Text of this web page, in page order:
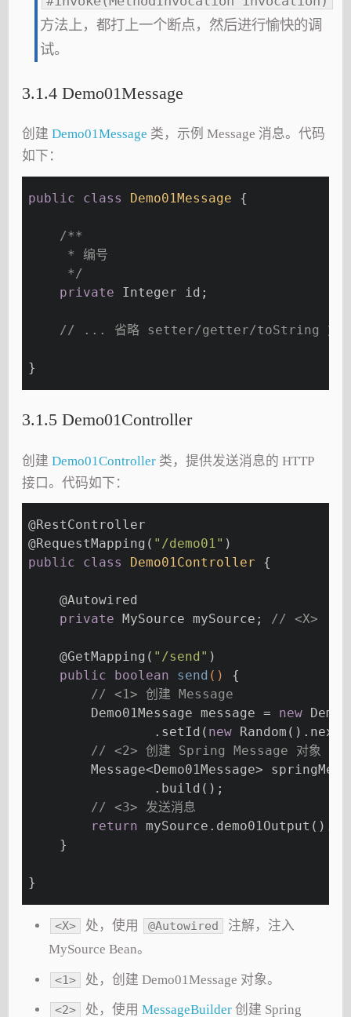
方法上，都打上一个断点，然后进行愉快的调
试。
3.1.4 Demo01Message
创建Demo01Message 类，示例 Message 消息。代码
如下：
public class Demo01Message {
/**
     * 编号
     */
private Integer id;
// ... 省略 setter/getter/toString 方
}
3.1.5 Demo01Controller
创建Demo01Controller 类，提供发送消息的 HTTP
接口。代码如下：
@RestController
@RequestMapping ( "/demo01" )
public
class Demo01Controller {
@Autowired
private MySource mySource; // <X>
@GetMapping ( "/send" )
public
boolean send ()
{
// <1> 创建 Message
        Demo01Message message =
new
                .setId(
new
// <2> 创建 Spring Message 对象
Message<Demo01Message>
                .build();
// <3> 发送消息
return
    }
}
<X> 处，使用 @Autowired
注解，注入
MySource Bean。
<1> 处，创建 Demo01Message 对象。
<2> 处，使用 MessageBuilder创建 Spring